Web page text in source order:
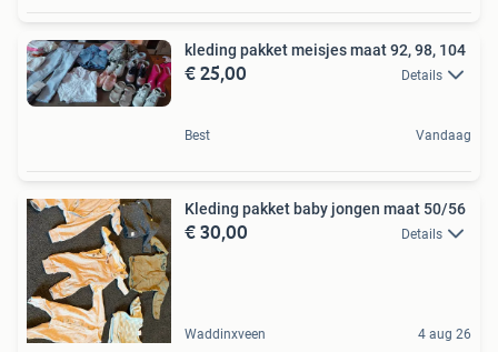
kleding pakket meisjes maat 92, 98, 104
€ 25,00 Details
Best Vandaag
Kleding pakket baby jongen maat 50/56
€ 30,00 Details
Waddinxveen 4 aug 26